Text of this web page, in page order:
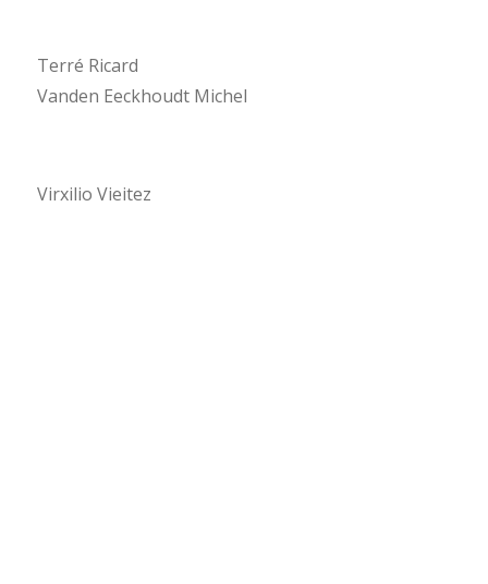
Terré Ricard
Vanden Eeckhoudt Michel
Virxilio Vieitez